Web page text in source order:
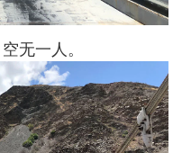
无一人。